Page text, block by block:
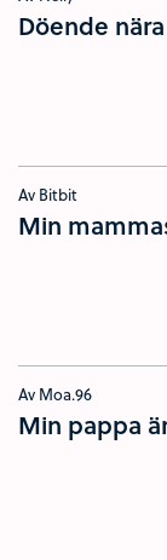
Döende
Av Bitbit
Min
Av Moa.96
Min pappa